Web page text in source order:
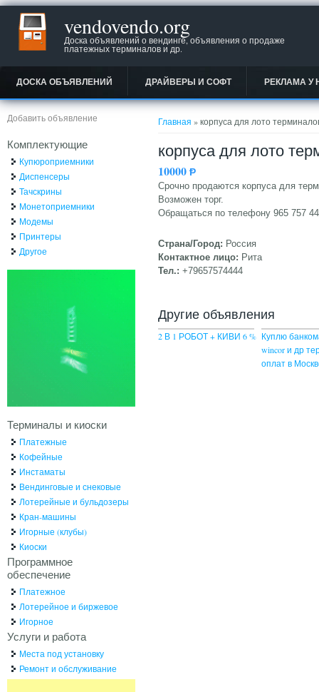
vendovendo.org
Доска объявлений о вендинге, объявления о продаже
платежных терминалов и др.
ДОСКА ОБЪЯВЛЕНИЙ ДРАЙВЕРЫ И СОФТ РЕКЛАМА У
Вы здесь
Главная » корпуса для лото
корпуса для лото
10000Ᵽ
Срочно продаются корпуса для
Возможен торг.
Обращаться по телефону 965 757
Страна/Город: Россия
Контактное лицо: Рита
Тел.: +79657574444
Другие объявления
2 В 1 РОБОТ + КИВИ 6 % Куплю
wincor и др
оплат в
Добавить объявление
Комплектующие
Купюроприемники
Диспенсеры
Тачскрины
Монетоприемники
Модемы
Принтеры
Другое
Терминалы и киоски
Платежные
Кофейные
Инстаматы
Вендинговые и снековые
Лотерейные и бульдозеры
Кран-машины
Игорные (клубы)
Киоски
Программное
обеспечение
Платежное
Лотерейное и биржевое
Игорное
Услуги и работа
Места под установку
Ремонт и обслуживание